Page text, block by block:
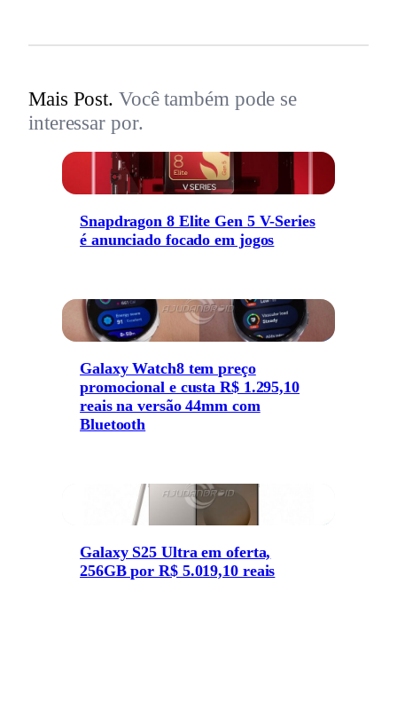
Mais Post. Você também pode se
interessar por.
Snapdragon 8 Elite Gen 5 V-Series
é anunciado focado em jogos
Galaxy Watch8 tem preço
promocional e custa R$ 1.295,10
reais na versão 44mm com
Bluetooth
Galaxy S25 Ultra em oferta,
256GB por R$ 5.019,10 reais